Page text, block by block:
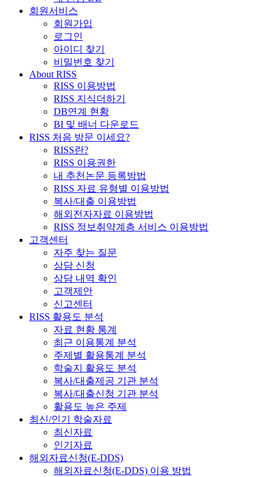
회원서비스
회원가입
로그인
아이디 찾기
비밀번호 찾기
About RISS
RISS 이용방법
RISS 지식더하기
DB연계 현황
BI 및 배너 다운로드
RISS 처음 방문 이세요?
RISS란?
RISS 이용권한
내 추천논문 등록방법
RISS 자료 유형별 이용방법
복사/대출 이용방법
해외전자자료 이용방법
RISS 정보취약계층 서비스 이용방법
고객센터
자주 찾는 질문
상담 신청
상담 내역 확인
고객제안
신고센터
RISS 활용도 분석
자료 현황 통계
최근 이용통계 분석
주제별 활용통계 분석
학술지 활용도 분석
복사/대출제공 기관 분석
복사/대출신청 기관 분석
활용도 높은 주제
최신/인기 학술자료
최신자료
인기자료
해외자료신청(E-DDS)
해외자료신청(E-DDS) 이용 방법